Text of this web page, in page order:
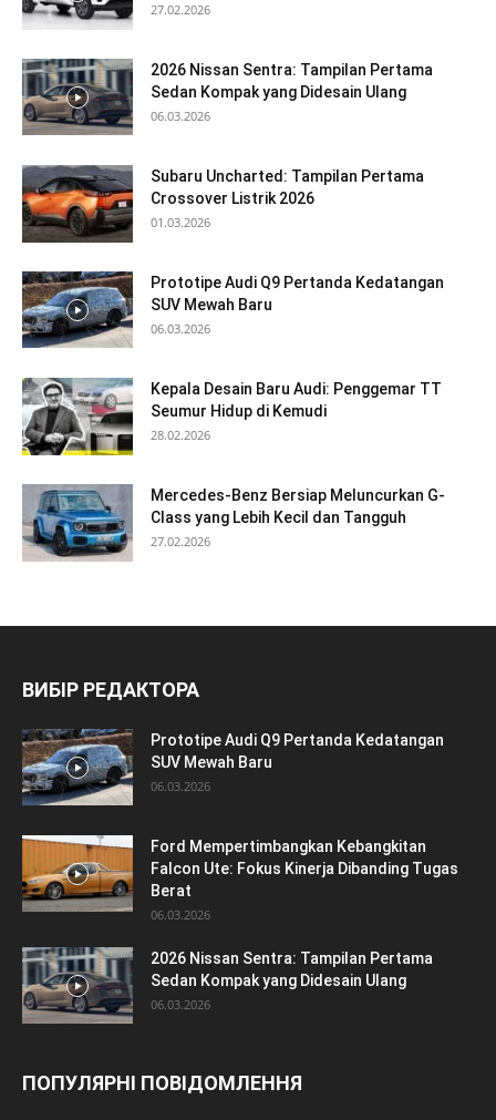
27.02.2026
2026 Nissan Sentra: Tampilan Pertama
Sedan Kompak yang Didesain Ulang
06.03.2026
Subaru Uncharted: Tampilan Pertama
Crossover Listrik 2026
01.03.2026
Prototipe Audi Q9 Pertanda Kedatangan
SUV Mewah Baru
06.03.2026
Kepala Desain Baru Audi: Penggemar TT
Seumur Hidup di Kemudi
28.02.2026
Mercedes-Benz Bersiap Meluncurkan G-
Class yang Lebih Kecil dan Tangguh
27.02.2026
ВИБІР РЕДАКТОРА
Prototipe Audi Q9 Pertanda Kedatangan
SUV Mewah Baru
06.03.2026
Ford Mempertimbangkan Kebangkitan
Falcon Ute: Fokus Kinerja Dibanding Tugas
Berat
06.03.2026
2026 Nissan Sentra: Tampilan Pertama
Sedan Kompak yang Didesain Ulang
06.03.2026
ПОПУЛЯРНІ ПОВІДОМЛЕННЯ